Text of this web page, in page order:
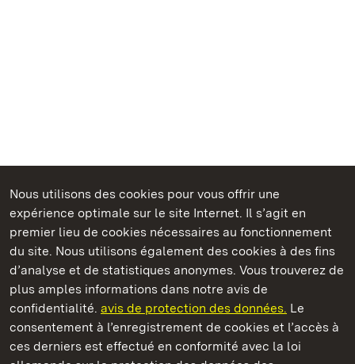
Nous utilisons des cookies pour vous offrir une
expérience optimale sur le site Internet. Il s’agit en
premier lieu de cookies nécessaires au fonctionnement
du site. Nous utilisons également des cookies à des fins
d’analyse et de statistiques anonymes. Vous trouverez de
plus amples informations dans notre avis de
confidentialité. avis de protection des données. Le
consentement à l’enregistrement de cookies et l’accès à
ces derniers est effectué en conformité avec la loi
Châteaux et jardins publics du Bade-Wurtemberg
Château résidentiel de Ludwigsburg
Châteaux et jardins publics du Bade-Wurtemberg